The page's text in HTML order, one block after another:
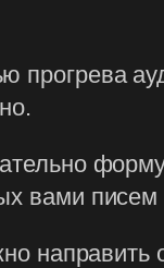
вами
направить